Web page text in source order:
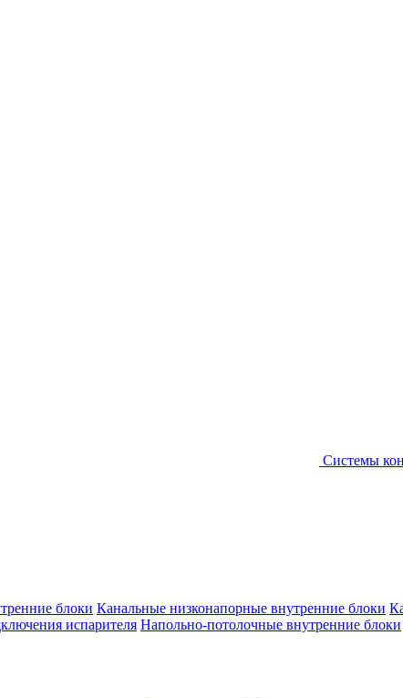
Системы
блоки Канальные низконапорные внутренние блоки
испарителя Напольно-потолочные внутренние блоки